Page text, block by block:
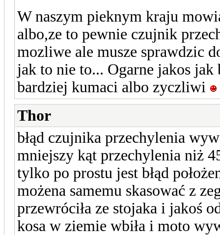
W naszym pieknym kraju
albo,ze to pewnie czujnik
mozliwe ale musze sprawdzic
jak to nie to... Ogarne jakos
bardziej kumaci albo zyczliwi
Thor
błąd czujnika przechylenia
mniejszy kąt przechylenia niż
tylko po prostu jest błąd
możena samemu skasować z
przewróciła ze stojaka i jakoś
kosa w ziemie wbiła i moto